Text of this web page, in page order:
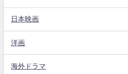
日本映画
洋画
海外ドラマ